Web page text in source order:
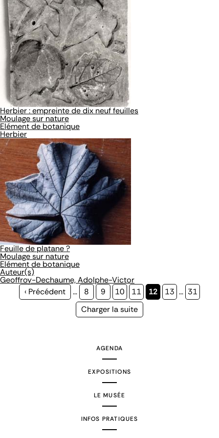
Herbier : empreinte de dix neuf feuilles
Moulage sur nature
Elément de botanique
Herbier
Feuille de platane ?
Moulage sur nature
Elément de botanique
Auteur(s)
Geoffroy-Dechaume, Adolphe-Victor
Page
‹ Précédent … Page
8 Page
9 Page
10 Page
11
Page
12 Page
13 … Page
31
Page
Charger la suite
AGENDA
EXPOSITIONS
LE MUSÉE
INFOS PRATIQUES